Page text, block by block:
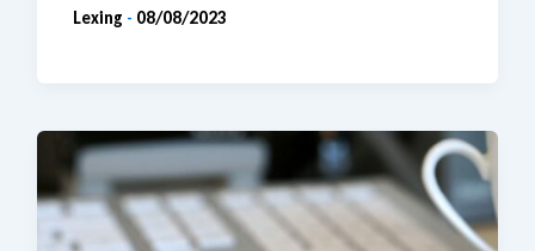
Lexing - 08/08/2023